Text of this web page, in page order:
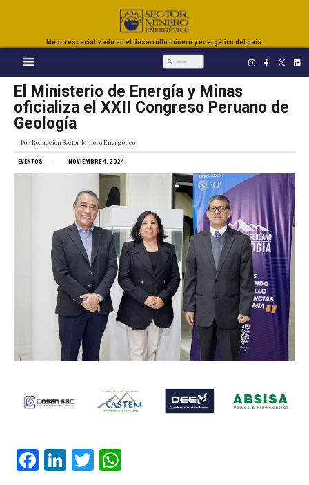
Medio especializado en el desarrollo minero y energético del país.
El Ministerio de Energía y Minas
oficializa el XXII Congreso Peruano de
Geología
Por Redacción Sector Minero Energético
EVENTOS NOVIEMBRE 4, 2024
Facebook
LinkedIn
Twitter